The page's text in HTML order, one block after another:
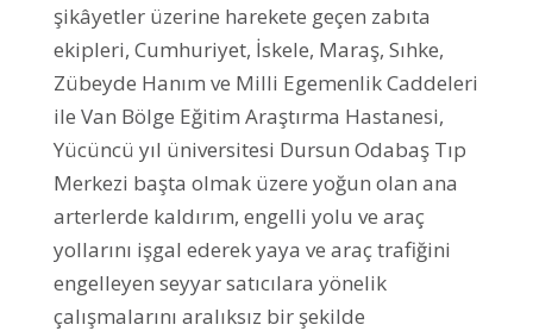
şikâyetler üzerine harekete geçen zabıta
ekipleri, Cumhuriyet, İskele, Maraş, Sıhke,
Zübeyde Hanım ve Milli Egemenlik Caddeleri
ile Van Bölge Eğitim Araştırma Hastanesi,
Yücüncü yıl üniversitesi Dursun Odabaş Tıp
Merkezi başta olmak üzere yoğun olan ana
arterlerde kaldırım, engelli yolu ve araç
yollarını işgal ederek yaya ve araç trafiğini
engelleyen seyyar satıcılara yönelik
çalışmalarını aralıksız bir şekilde